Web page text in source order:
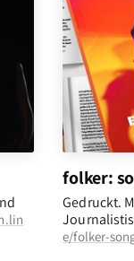
folker:
Gedruckt.
e/folker-